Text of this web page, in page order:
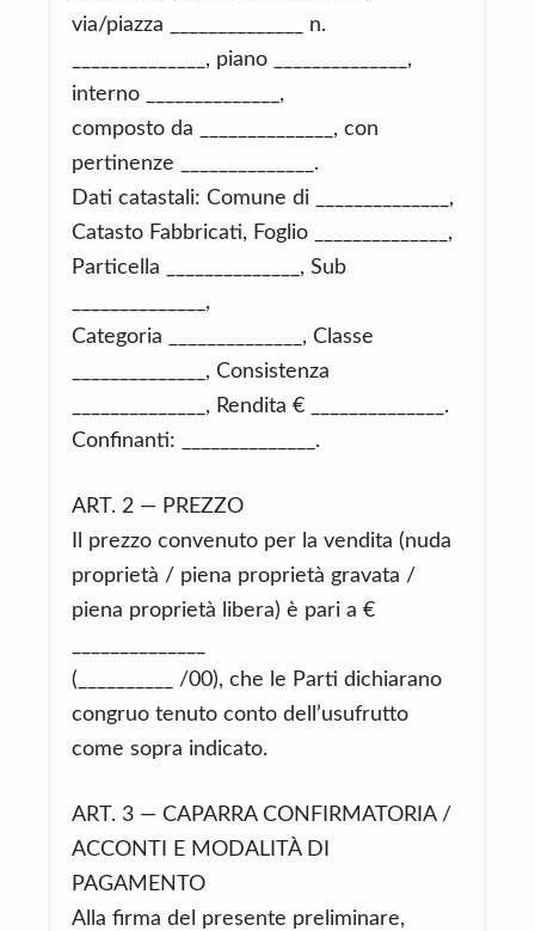
via/piazza ______________ n.
______________, piano ______________,
interno ______________,
composto da ______________, con
pertinenze ______________.
Dati catastali: Comune di ______________,
Catasto Fabbricati, Foglio ______________,
Particella ______________, Sub
______________,
Categoria ______________, Classe
______________, Consistenza
______________, Rendita € ______________.
Confinanti: ______________.
ART. 2 — PREZZO
Il prezzo convenuto per la vendita (nuda
proprietà / piena proprietà gravata /
piena proprietà libera) è pari a €
(__________ /00), che le Parti dichiarano
congruo tenuto conto dell’usufrutto
come sopra indicato.
ART. 3 — CAPARRA CONFIRMATORIA /
ACCONTI E MODALITÀ DI
PAGAMENTO
Alla firma del presente preliminare,